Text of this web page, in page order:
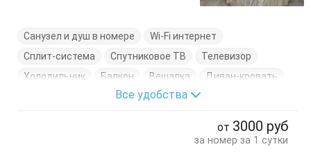
Санузел и душ в номере
Wi-Fi интернет
Сплит-система
Спутниковое ТВ
Телевизор
Холодильник
Балкон Вешалка
Диван-кровать
Кровати двуспальные
Кровати односпальные
Все удобства
от 3000 руб
за номер за 1 сутки